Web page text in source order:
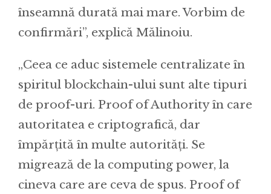
înseamnă durată mai mare. Vorbim de
confirmări”, explică Mălinoiu.
„Ceea ce aduc sistemele centralizate în
spiritul blockchain-ului sunt alte tipuri
de proof-uri. Proof of Authority în care
autoritatea e criptografică, dar
împărțită în multe autorități. Se
migrează de la computing power, la
cineva care are ceva de spus. Proof of